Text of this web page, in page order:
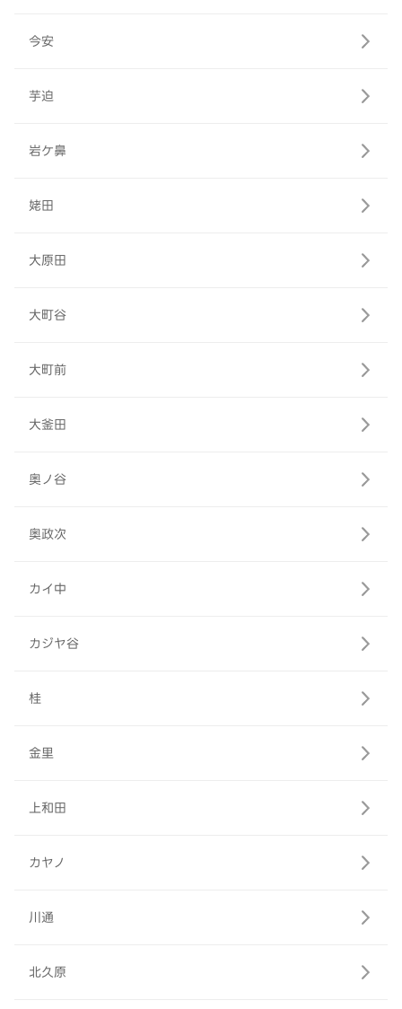
今安
芋迫
岩ケ鼻
姥田
大原田
大町谷
大町前
大釜田
奥ノ谷
奥政次
カイ中
カジヤ谷
桂
金里
上和田
カヤノ
川通
北久原